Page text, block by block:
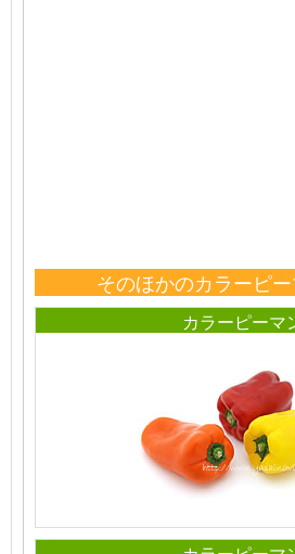
そのほかのカラーピ
カラーピーマ